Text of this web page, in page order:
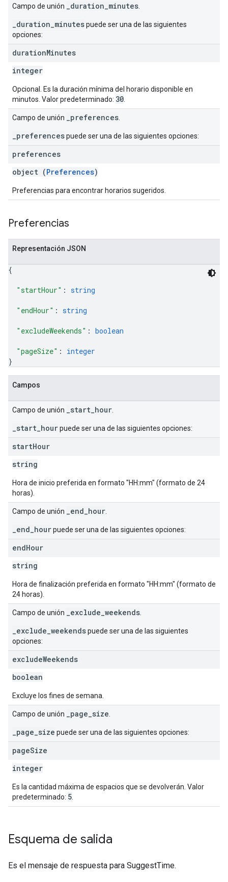
Campo de unión _duration_minutes
_duration_minutespuede ser una de las siguientes
opciones:
durationMinutes
integer
Opcional. Es la duración mínima del horario disponible en
minutos. Valor predeterminado: 30
Campo de unión _preferences
_preferencespuede ser una de las siguientes opciones:
preferences
object (Preferences)
Preferencias para encontrar horarios sugeridos.
Preferencias
Representación JSON
{
"startHour" : string
"endHour" : string
"excludeWeekends" : boolean
"pageSize" : integer
}
Campos
Campo de unión _start_hour
_start_hourpuede ser una de las siguientes opciones:
startHour
string
Hora de inicio preferida en formato "HH:mm" (formato de 24
horas).
Campo de unión _end_hour
_end_hourpuede ser una de las siguientes opciones:
endHour
string
Hora de finalización preferida en formato "HH:mm" (formato de
24 horas).
Campo de unión _exclude_weekends
_exclude_weekendspuede ser una de las siguientes
opciones:
excludeWeekends
boolean
Excluye los fines de semana.
Campo de unión _page_size
_page_size puede ser una de las siguientes opciones:
pageSize
integer
Es la cantidad máxima de espacios que se devolverán. Valor
predeterminado: 5
Esquema de salida
Es el mensaje de respuesta para SuggestTime.